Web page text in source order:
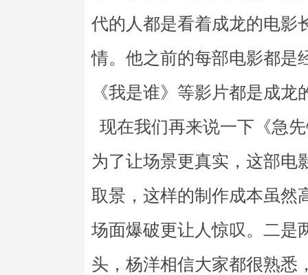
代的人都是看着成龙的电影
情。他之前的每部电影都是
《我是谁》等影片都是成龙
现在我们再来说一下《急
为了让场景更真实，这部电
取景，这样的制作成本虽然
场面爆破更让人惊叹。二是
头，杨洋相信大家都很熟悉